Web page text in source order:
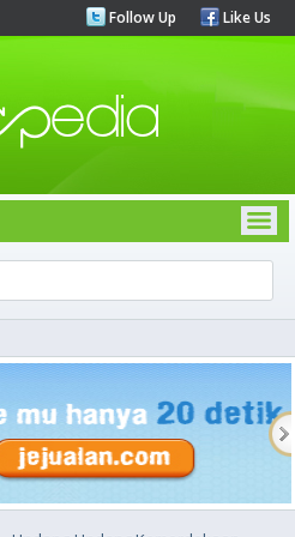
Follow Up Like Us